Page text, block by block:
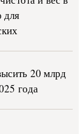
для
20 млрд
года